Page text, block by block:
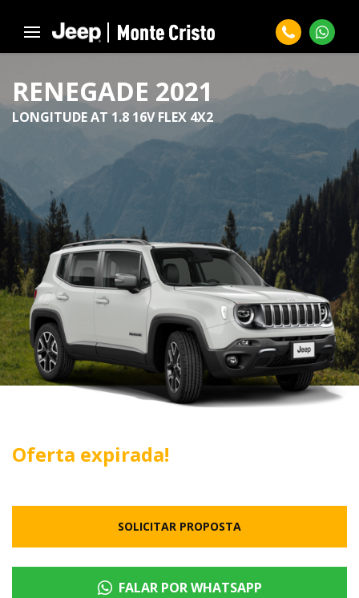
RENEGADE 2021
LONGITUDE AT 1.8 16V FLEX 4X2
Oferta expirada!
SOLICITAR PROPOSTA
FALAR POR WHATSAPP